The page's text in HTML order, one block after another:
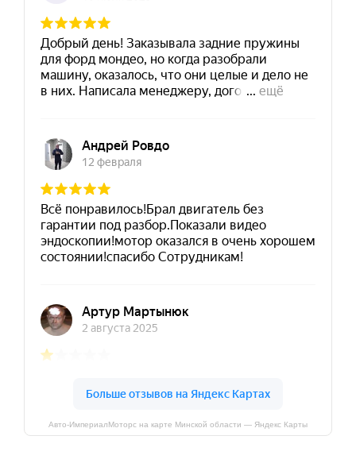
Авто-ИмпериалМоторс на карте Минской области — Яндекс Карты